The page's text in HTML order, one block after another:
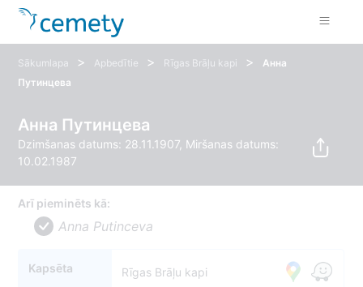
Sākumlapa > Apbedītie > Rīgas Brāļu kapi >
Анна
Путинцева
Анна Путинцева
Dzimšanas datums: 28.11.1907, Miršanas datums:
10.02.1987
Arī pieminēts kā:
Anna Putinceva
Kapsēta Rīgas Brāļu kapi